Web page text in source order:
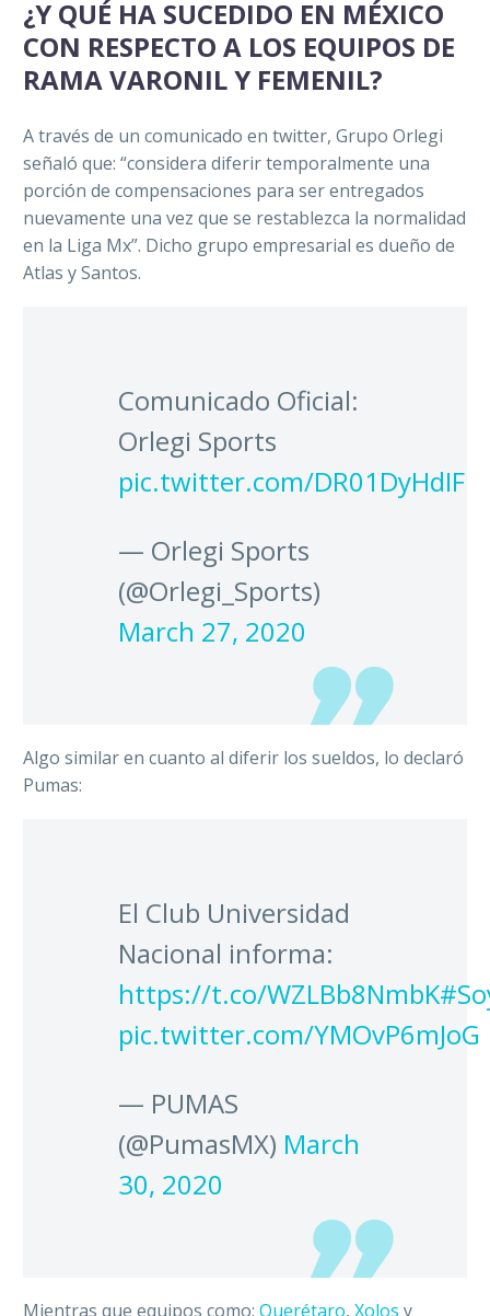
¿Y QUÉ HA SUCEDIDO EN MÉXICO
CON RESPECTO A LOS EQUIPOS DE
RAMA VARONIL Y FEMENIL?
A través de un comunicado en twitter, Grupo Orlegi
señaló que: “considera diferir temporalmente una
porción de compensaciones para ser entregados
nuevamente una vez que se restablezca la normalidad
en la Liga Mx”. Dicho grupo empresarial es dueño de
Atlas y Santos.
Comunicado Oficial:
Orlegi Sports
pic.twitter.com/DR01DyHdIF
— Orlegi Sports
(@Orlegi_Sports)
March 27, 2020
Algo similar en cuanto al diferir los sueldos, lo declaró
Pumas:
El Club Universidad
Nacional informa:
https://t.co/WZLBb8NmbK
pic.twitter.com/YMOvP6mJoG
— PUMAS
(@PumasMX) March
30, 2020
Mientras que equipos como: Querétaro, Xolos y